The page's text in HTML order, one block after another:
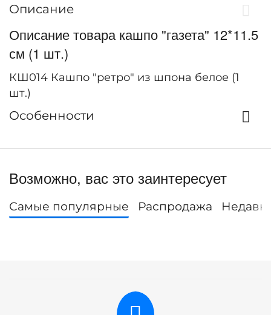
Описание
Описание товара кашпо "газета" 12*11.5
см (1 шт.)
КШ014 Кашпо "ретро" из шпона белое (1
шт.)
Особенности
Возможно, вас это заинтересует
Самые популярные Распродажа